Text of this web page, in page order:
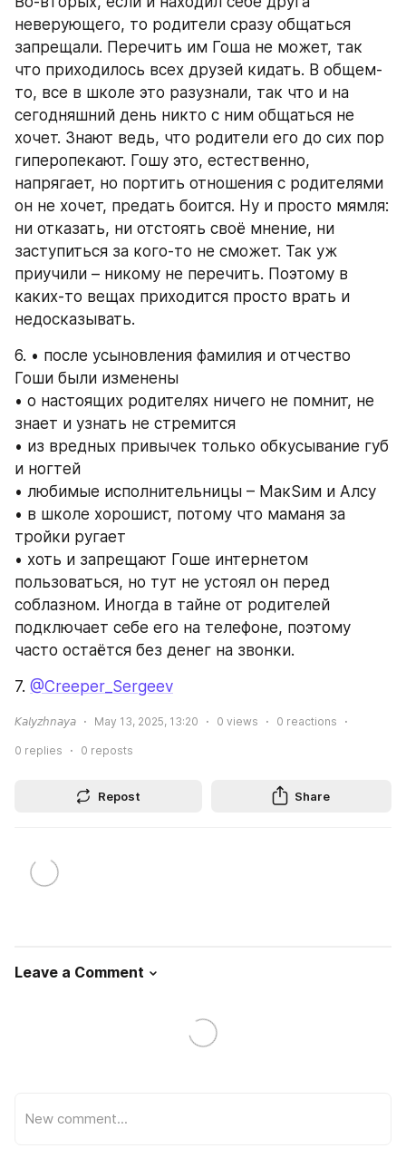
неверующего, то родители сразу общаться
запрещали. Перечить им Гоша не может, так
что приходилось всех друзей кидать. В общем-
то, все в школе это разузнали, так что и на
сегодняшний день никто с ним общаться не
хочет. Знают ведь, что родители его до сих пор
гиперопекают. Гошу это, естественно,
напрягает, но портить отношения с родителями
он не хочет, предать боится. Ну и просто мямля:
ни отказать, ни отстоять своё мнение, ни
заступиться за кого-то не сможет. Так уж
приучили – никому не перечить. Поэтому в
каких-то вещах приходится просто врать и
недосказывать.
6. • после усыновления фамилия и отчество
Гоши были изменены
• о настоящих родителях ничего не помнит, не
знает и узнать не стремится
• из вредных привычек только обкусывание губ
и ногтей
• любимые исполнительницы – МакSим и Алсу
• в школе хорошист, потому что маманя за
тройки ругает
• хоть и запрещают Гоше интернетом
пользоваться, но тут не устоял он перед
соблазном. Иногда в тайне от родителей
подключает себе его на телефоне, поэтому
часто остаётся без денег на звонки.
7. @Creeper_Sergeev
𝘒𝘢𝘭𝘺𝘻𝘩𝘯𝘢𝘺𝘢 May 13, 2025, 13:20 0 views 0 reactions
0 replies 0 reposts
Repost Share
Leave a Comment